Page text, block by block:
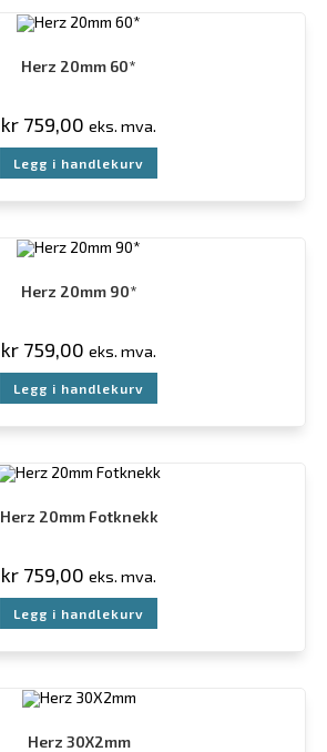
Herz 20mm 60*
kr 759,00 eks. mva.
Legg i handlekurv
Herz 20mm 90*
kr 759,00 eks. mva.
Legg i handlekurv
Herz 20mm Fotknekk
kr 759,00 eks. mva.
Legg i handlekurv
Herz 30X2mm